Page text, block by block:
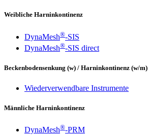
Weibliche Harninkontinenz
DynaMesh®-SIS
DynaMesh®-SIS direct
Beckenbodensenkung (w) / Harninkontinenz (w/m)
Wiederverwendbare Instrumente
Männliche Harninkontinenz
DynaMesh®-PRM